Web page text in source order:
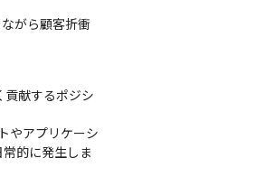
がら顧客折衝
献するポジシ
やアプリケーシ
的に発生しま